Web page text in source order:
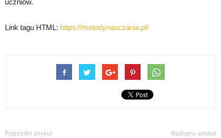
uczniów.
Link tagu HTML: https://metodynauczania.pl/
Poprzedni artykuł Następny artykuł